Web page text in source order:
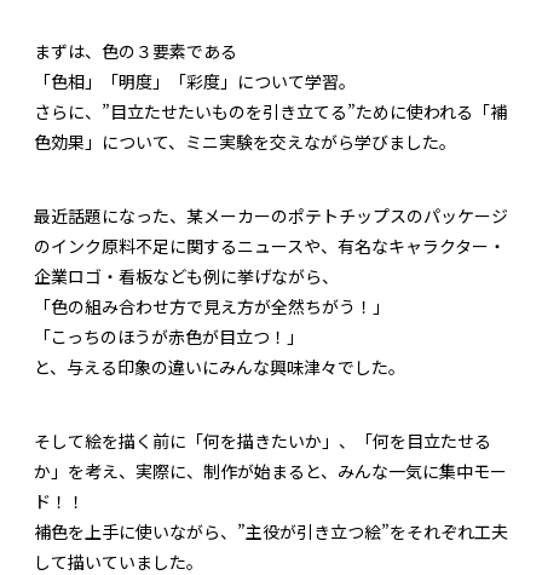
まずは、色の３要素である
「色相」「明度」「彩度」について学習。
さらに、”目立たせたいものを引き立てる”ために使われる「補
色効果」について、ミニ実験を交えながら学びました。
最近話題になった、某メーカーのポテトチップスのパッケージ
のインク原料不足に関するニュースや、有名なキャラクター・
企業ロゴ・看板なども例に挙げながら、
「色の組み合わせ方で見え方が全然ちがう！」
「こっちのほうが赤色が目立つ！」
と、与える印象の違いにみんな興味津々でした。
そして絵を描く前に「何を描きたいか」、「何を目立たせる
か」を考え、実際に、制作が始まると、みんな一気に集中モー
ド！！
補色を上手に使いながら、”主役が引き立つ絵”をそれぞれ工夫
して描いていました。